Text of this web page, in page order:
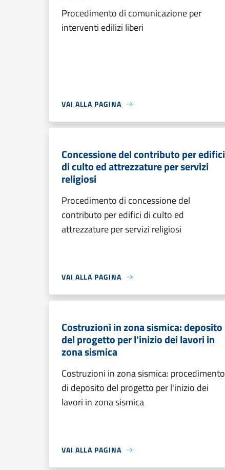
Procedimento di comunicazione per
interventi edilizi liberi
VAI ALLA PAGINA
Concessione del contributo per edifici
di culto ed attrezzature per servizi
religiosi
Procedimento di concessione del
contributo per edifici di culto ed
attrezzature per servizi religiosi
VAI ALLA PAGINA
Costruzioni in zona sismica: deposito
del progetto per l'inizio dei lavori in
zona sismica
Costruzioni in zona sismica: procedimento
di deposito del progetto per l'inizio dei
lavori in zona sismica
VAI ALLA PAGINA